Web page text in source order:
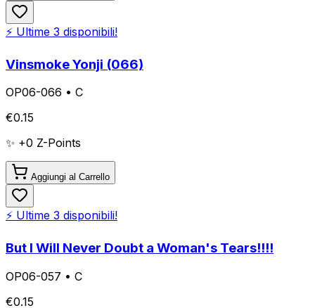
⚡ Ultime 3 disponibili!
Vinsmoke Yonji (066)
OP06-066 • C
€0.15
✨ +0 Z-Points
Aggiungi al Carrello
⚡ Ultime 3 disponibili!
But I Will Never Doubt a Woman's Tears!!!!
OP06-057 • C
€0.15